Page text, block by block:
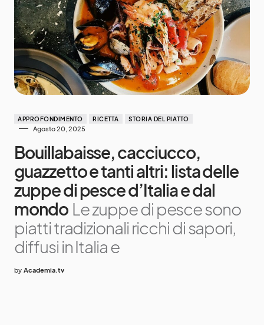
APPROFONDIMENTO RICETTA STORIA DEL PIATTO
Agosto 20, 2025
Bouillabaisse, cacciucco,
guazzetto e tanti altri: lista delle
zuppe di pesce d’Italia e dal
mondo Le zuppe di pesce sono
piatti tradizionali ricchi di sapori,
diffusi in Italia e
by Academia.tv